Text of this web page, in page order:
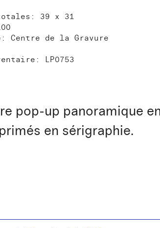
39 x 31
Centre de la Gravure
LP0753
pop-up panoramique
en sérigraphie.